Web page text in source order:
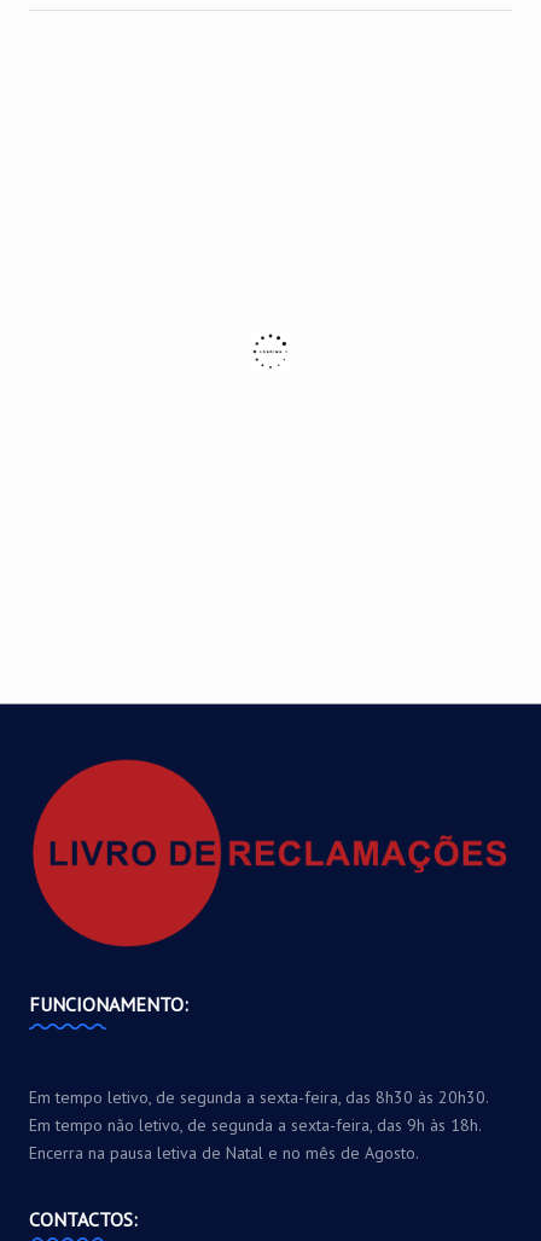
FUNCIONAMENTO:
Em tempo letivo, de segunda a sexta-feira, das 8h30 às 20h30.
Em tempo não letivo, de segunda a sexta-feira, das 9h às 18h.
Encerra na pausa letiva de Natal e no mês de Agosto.
CONTACTOS: